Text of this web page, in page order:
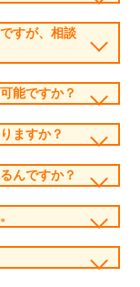
すが、相談
能ですか？
ますか？
んですか？